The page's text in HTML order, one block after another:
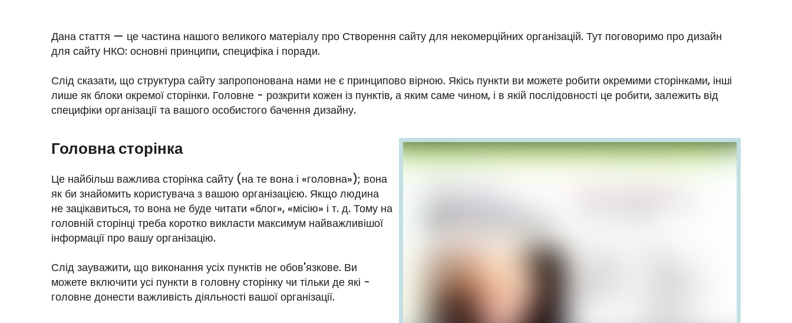
Дана стаття — це частина нашого великого матеріалу про Створення сайту для некомерційних організацій. Тут поговоримо про дизайн
для сайту НКО: основні принципи, специфіка і поради.
Слід сказати, що структура сайту запропонована нами не є принципово вірною. Якісь пункти ви можете робити окремими сторінками, інші
лише як блоки окремої сторінки. Головне - розкрити кожен із пунктів, а яким саме чином, і в якій послідовності це робити, залежить від
специфіки організації та вашого особистого бачення дизайну.
Головна сторінка
Це найбільш важлива сторінка сайту (на те вона і «головна»); вона
як би знайомить користувача з вашою організацією. Якщо людина
не зацікавиться, то вона не буде читати «блог», «місію» і т. д. Тому на
головній сторінці треба коротко викласти максимум найважливішої
інформації про вашу організацію.
Слід зауважити, що виконання усіх пунктів не обов'язкове. Ви
можете включити усі пункти в головну сторінку чи тільки де які -
головне донести важливість діяльності вашої організації.